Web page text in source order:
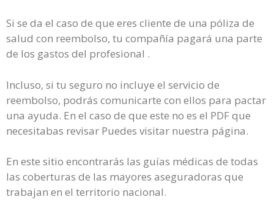
Si se da el caso de que eres cliente de una póliza de
salud con reembolso, tu compañía pagará una parte
de los gastos del profesional .
Incluso, si tu seguro no incluye el servicio de
reembolso, podrás comunicarte con ellos para pactar
una ayuda. En el caso de que este no es el PDF que
necesitabas revisar Puedes visitar nuestra página.
En este sitio encontrarás las guías médicas de todas
las coberturas de las mayores aseguradoras que
trabajan en el territorio nacional.